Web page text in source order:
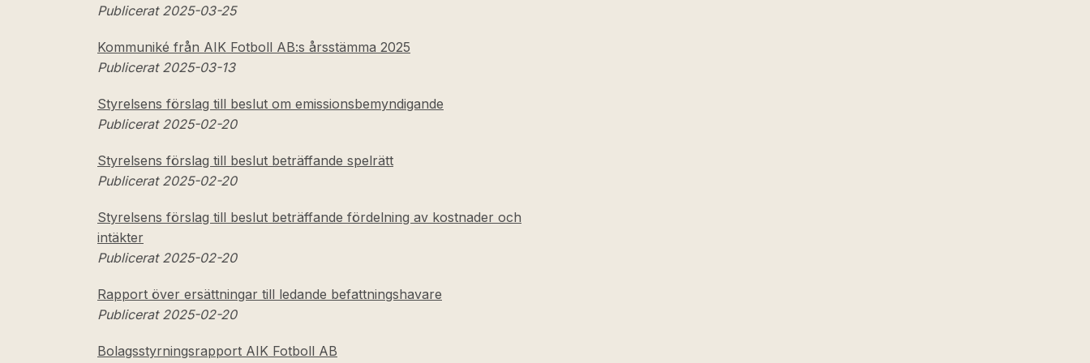
Publicerat 2025-03-25
Kommuniké från AIK Fotboll AB:s årsstämma 2025
Publicerat 2025-03-13
Styrelsens förslag till beslut om emissionsbemyndigande
Publicerat 2025-02-20
Styrelsens förslag till beslut beträffande spelrätt
Publicerat 2025-02-20
Styrelsens förslag till beslut beträffande fördelning av kostnader och
intäkter
Publicerat 2025-02-20
Rapport över ersättningar till ledande befattningshavare
Publicerat 2025-02-20
Bolagsstyrningsrapport AIK Fotboll AB